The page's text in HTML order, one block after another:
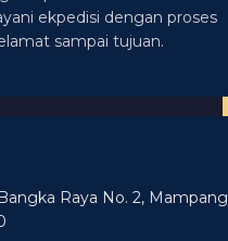
ekpedisi dengan proses
sampai tujuan.
Raya No. 2, Mampang